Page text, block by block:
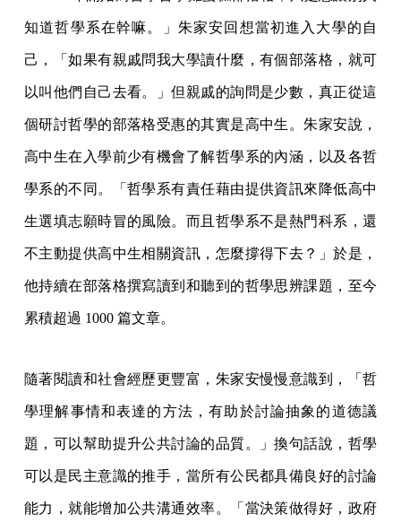
知道哲學系在幹嘛。」朱家安回想當初進入大學的自
己，「如果有親戚問我大學讀什麼，有個部落格，就可
以叫他們自己去看。」但親戚的詢問是少數，真正從這
個研討哲學的部落格受惠的其實是高中生。朱家安說，
高中生在入學前少有機會了解哲學系的內涵，以及各哲
學系的不同。「哲學系有責任藉由提供資訊來降低高中
生選填志願時冒的風險。而且哲學系不是熱門科系，還
不主動提供高中生相關資訊，怎麼撐得下去？」於是，
他持續在部落格撰寫讀到和聽到的哲學思辨課題，至今
累積超過 1000 篇文章。
隨著閱讀和社會經歷更豐富，朱家安慢慢意識到，「哲
學理解事情和表達的方法，有助於討論抽象的道德議
題，可以幫助提升公共討論的品質。」換句話說，哲學
可以是民主意識的推手，當所有公民都具備良好的討論
能力，就能增加公共溝通效率。「當決策做得好，政府